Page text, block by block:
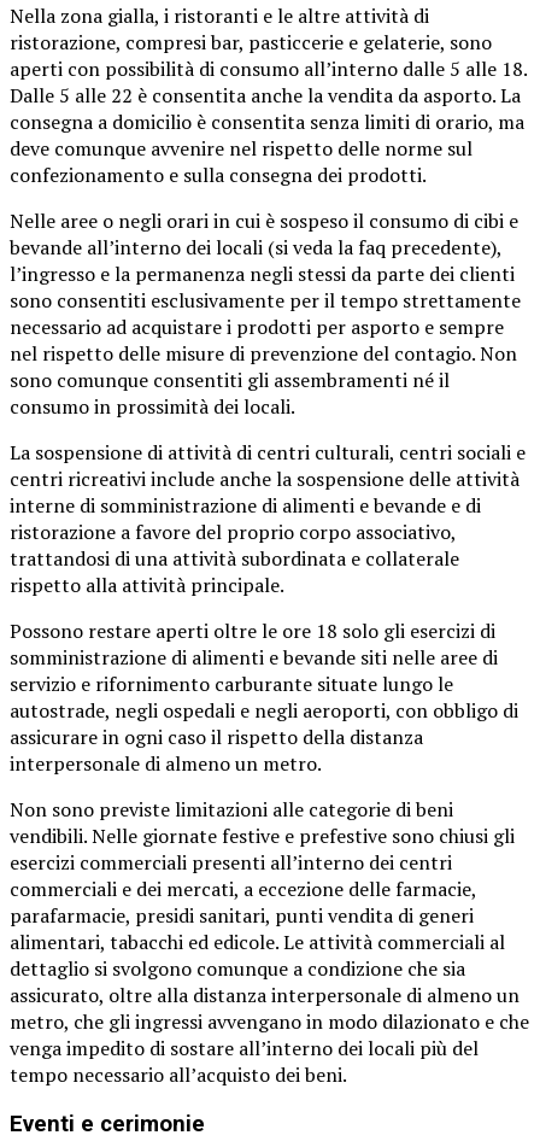
Nella zona gialla, i ristoranti e le altre attività di
ristorazione, compresi bar, pasticcerie e gelaterie, sono
aperti con possibilità di consumo all’interno dalle 5 alle 18.
Dalle 5 alle 22 è consentita anche la vendita da asporto. La
consegna a domicilio è consentita senza limiti di orario, ma
deve comunque avvenire nel rispetto delle norme sul
confezionamento e sulla consegna dei prodotti.
Nelle aree o negli orari in cui è sospeso il consumo di cibi e
bevande all’interno dei locali (si veda la faq precedente),
l’ingresso e la permanenza negli stessi da parte dei clienti
sono consentiti esclusivamente per il tempo strettamente
necessario ad acquistare i prodotti per asporto e sempre
nel rispetto delle misure di prevenzione del contagio. Non
sono comunque consentiti gli assembramenti né il
consumo in prossimità dei locali.
La sospensione di attività di centri culturali, centri sociali e
centri ricreativi include anche la sospensione delle attività
interne di somministrazione di alimenti e bevande e di
ristorazione a favore del proprio corpo associativo,
trattandosi di una attività subordinata e collaterale
rispetto alla attività principale.
Possono restare aperti oltre le ore 18 solo gli esercizi di
somministrazione di alimenti e bevande siti nelle aree di
servizio e rifornimento carburante situate lungo le
autostrade, negli ospedali e negli aeroporti, con obbligo di
assicurare in ogni caso il rispetto della distanza
interpersonale di almeno un metro.
Non sono previste limitazioni alle categorie di beni
vendibili. Nelle giornate festive e prefestive sono chiusi gli
esercizi commerciali presenti all’interno dei centri
commerciali e dei mercati, a eccezione delle farmacie,
parafarmacie, presidi sanitari, punti vendita di generi
alimentari, tabacchi ed edicole. Le attività commerciali al
dettaglio si svolgono comunque a condizione che sia
assicurato, oltre alla distanza interpersonale di almeno un
metro, che gli ingressi avvengano in modo dilazionato e che
venga impedito di sostare all’interno dei locali più del
tempo necessario all’acquisto dei beni.
Eventi e cerimonie